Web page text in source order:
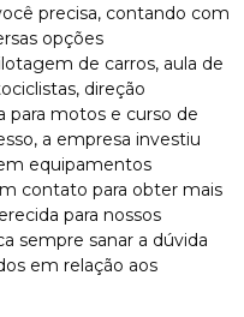
precisa, contando com
opções
de carros, aula de
direção
para motos e curso de
a empresa investiu
equipamentos
contato para obter mais
para nossos
sempre sanar a dúvida
em relação aos